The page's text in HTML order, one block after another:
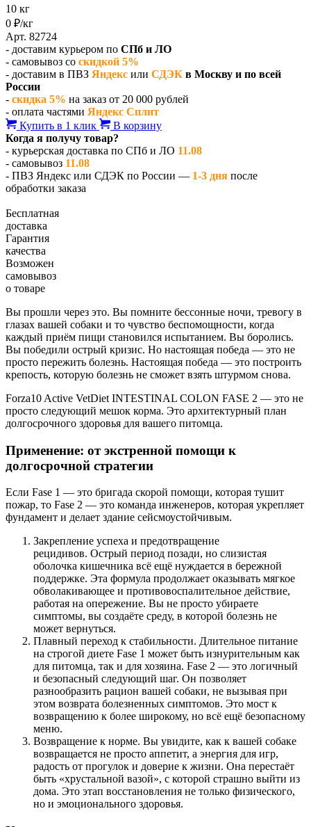
10 кг
0 ₽/кг
Арт. 82724
- доставим курьером по СПб и ЛО
- самовывоз со скидкой 5%
- доставим в ПВЗ Яндекс или СДЭК в Москву и по всей
России
- скидка 5% на заказ от 20 000 рублей
- оплата частями Яндекс Сплит
Купить в 1 клик
В корзину
Когда я получу товар?
- курьерская доставка по СПб и ЛО 11.08
- самовывоз 11.08
- ПВЗ Яндекс или СДЭК по России — 1-3 дня после
обработки заказа
Бесплатная
доставка
Гарантия
качества
Возможен
самовывоз
о товаре
Вы прошли через это. Вы помните бессонные ночи, тревогу в
глазах вашей собаки и то чувство беспомощности, когда
каждый приём пищи становился испытанием. Вы боролись.
Вы победили острый кризис. Но настоящая победа — это не
просто пережить болезнь. Настоящая победа — это построить
крепость, которую болезнь не сможет взять штурмом снова.
Forza10 Active VetDiet INTESTINAL COLON FASE 2 — это не
просто следующий мешок корма. Это архитектурный план
долгосрочного здоровья для вашего питомца.
Применение: от экстренной помощи к
долгосрочной стратегии
Если Fase 1 — это бригада скорой помощи, которая тушит
пожар, то Fase 2 — это команда инженеров, которая укрепляет
фундамент и делает здание сейсмоустойчивым.
Закрепление успеха и предотвращение
рецидивов. Острый период позади, но слизистая
оболочка кишечника всё ещё нуждается в бережной
поддержке. Эта формула продолжает оказывать мягкое
обволакивающее и противовоспалительное действие,
работая на опережение. Вы не просто убираете
симптомы, вы создаёте среду, в которой болезнь не
может вернуться.
Плавный переход к стабильности. Длительное питание
на строгой диете Fase 1 может быть изнурительным как
для питомца, так и для хозяина. Fase 2 — это логичный
и безопасный следующий шаг. Он позволяет
разнообразить рацион вашей собаки, не вызывая при
этом возврата болезненных симптомов. Это мост к
возвращению к более широкому, но всё ещё безопасному
меню.
Возвращение к норме. Вы увидите, как к вашей собаке
возвращается не просто аппетит, а энергия для игр,
радость от прогулок и доверие к жизни. Она перестаёт
быть «хрустальной вазой», с которой страшно выйти из
дома. Это этап восстановления не только физического,
но и эмоционального здоровья.